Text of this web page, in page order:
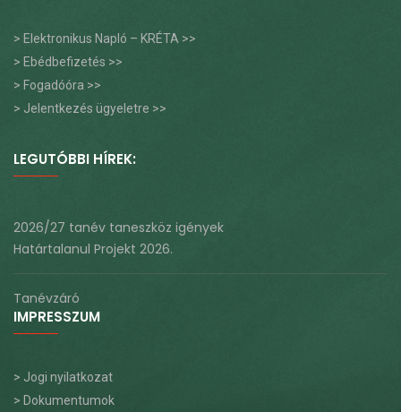
> Elektronikus Napló – KRÉTA >>
> Ebédbefizetés >>
> Fogadóóra >>
> Jelentkezés ügyeletre >>
LEGUTÓBBI HÍREK:
2026/27 tanév taneszköz igények
Határtalanul Projekt 2026.
Tanévzáró
IMPRESSZUM
> Jogi nyilatkozat
> Dokumentumok